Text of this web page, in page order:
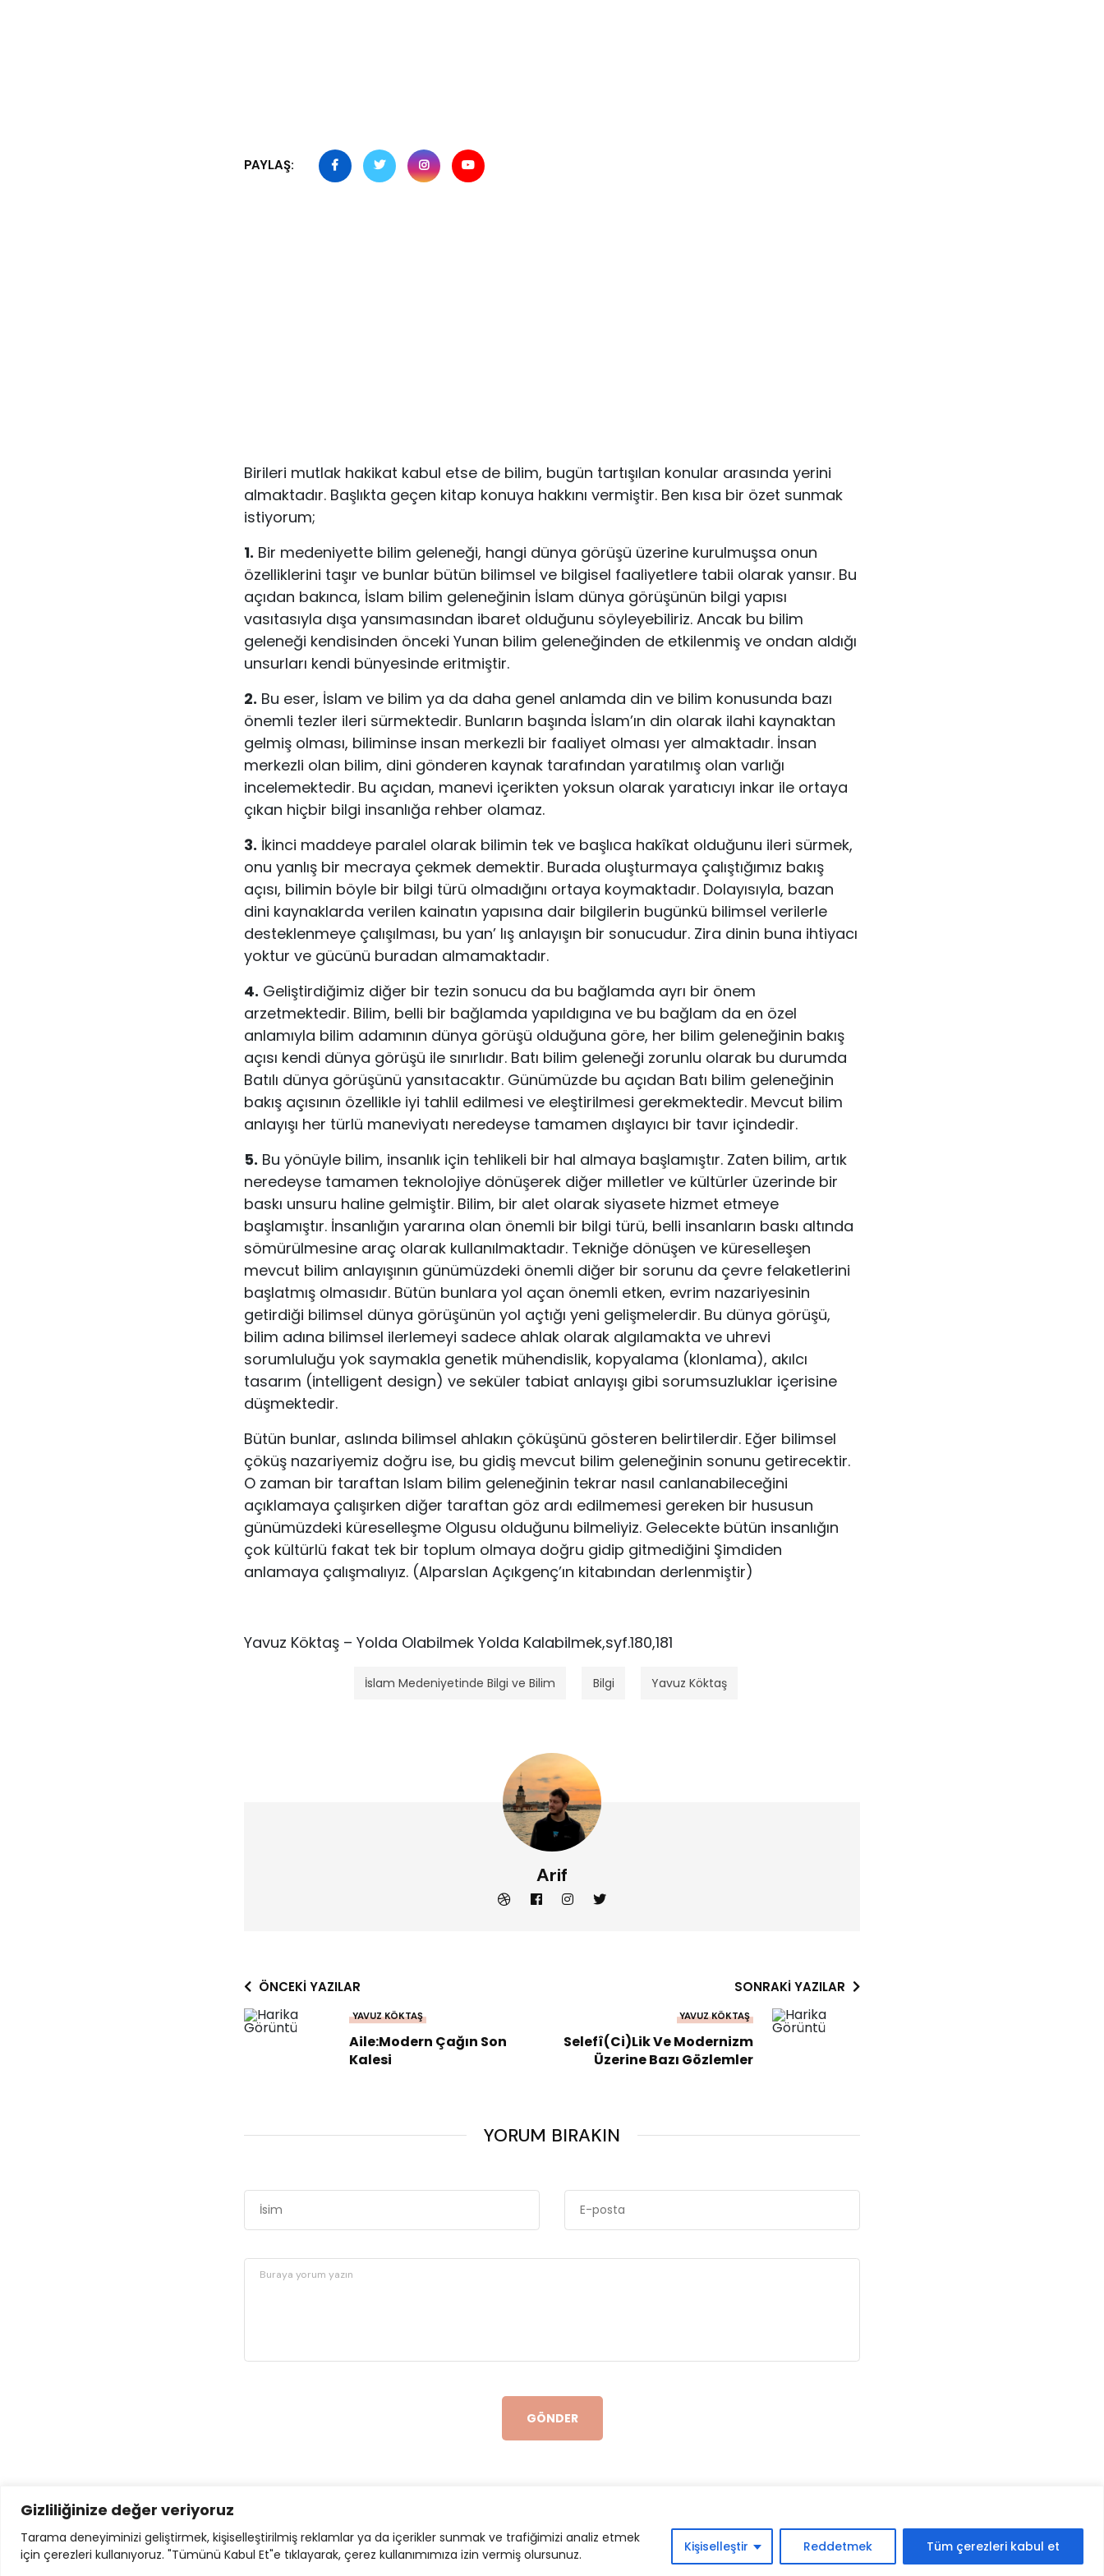
Gizliliğinize değer veriyoruz
Tarama deneyiminizi geliştirmek, kişiselleştirilmiş reklamlar ya da içerikler sunmak ve trafiğimizi analiz etmek
için çerezleri kullanıyoruz. "Tümünü Kabul Et"e tıklayarak, çerez kullanımımıza izin vermiş olursunuz.
Kişiselleştir Reddetmek Tüm çerezleri kabul et
PAYLAŞ:
Birileri mutlak hakikat kabul etse de bilim, bugün tartışılan konular arasında yerini
almaktadır. Başlıkta geçen kitap konuya hakkını vermiştir. Ben kısa bir özet sunmak
istiyorum;
1. Bir medeniyette bilim geleneği, hangi dünya görüşü üzerine kurulmuşsa onun
özelliklerini taşır ve bunlar bütün bilimsel ve bilgisel faaliyetlere tabii olarak yansır. Bu
açıdan bakınca, İslam bilim geleneğinin İslam dünya görüşünün bilgi yapısı
vasıtasıyla dışa yansımasından ibaret olduğunu söyleyebiliriz. Ancak bu bilim
geleneği kendisinden önceki Yunan bilim geleneğinden de etkilenmiş ve ondan aldığı
unsurları kendi bünyesinde eritmiştir.
2. Bu eser, İslam ve bilim ya da daha genel anlamda din ve bilim konusunda bazı
önemli tezler ileri sürmektedir. Bunların başında İslam’ın din olarak ilahi kaynaktan
gelmiş olması, biliminse insan merkezli bir faaliyet olması yer almaktadır. İnsan
merkezli olan bilim, dini gönderen kaynak tarafından yaratılmış olan varlığı
incelemektedir. Bu açıdan, manevi içerikten yoksun olarak yaratıcıyı inkar ile ortaya
çıkan hiçbir bilgi insanlığa rehber olamaz.
3. İkinci maddeye paralel olarak bilimin tek ve başlıca hakîkat olduğunu ileri sürmek,
onu yanlış bir mecraya çekmek demektir. Burada oluşturmaya çalıştığımız bakış
açısı, bilimin böyle bir bilgi türü olmadığını ortaya koymaktadır. Dolayısıyla, bazan
dini kaynaklarda verilen kainatın yapısına dair bilgilerin bugünkü bilimsel verilerle
desteklenmeye çalışılması, bu yan’ lış anlayışın bir sonucudur. Zira dinin buna ihtiyacı
yoktur ve gücünü buradan almamaktadır.
4. Geliştirdiğimiz diğer bir tezin sonucu da bu bağlamda ayrı bir önem
arzetmektedir. Bilim, belli bir bağlamda yapıldıgına ve bu bağlam da en özel
anlamıyla bilim adamının dünya görüşü olduğuna göre, her bilim geleneğinin bakış
açısı kendi dünya görüşü ile sınırlıdır. Batı bilim geleneği zorunlu olarak bu durumda
Batılı dünya görüşünü yansıtacaktır. Günümüzde bu açıdan Batı bilim geleneğinin
bakış açısının özellikle iyi tahlil edilmesi ve eleştirilmesi gerekmektedir. Mevcut bilim
anlayışı her türlü maneviyatı neredeyse tamamen dışlayıcı bir tavır içindedir.
5. Bu yönüyle bilim, insanlık için tehlikeli bir hal almaya başlamıştır. Zaten bilim, artık
neredeyse tamamen teknolojiye dönüşerek diğer milletler ve kültürler üzerinde bir
baskı unsuru haline gelmiştir. Bilim, bir alet olarak siyasete hizmet etmeye
başlamıştır. İnsanlığın yararına olan önemli bir bilgi türü, belli insanların baskı altında
sömürülmesine araç olarak kullanılmaktadır. Tekniğe dönüşen ve küreselleşen
mevcut bilim anlayışının günümüzdeki önemli diğer bir sorunu da çevre felaketlerini
başlatmış olmasıdır. Bütün bunlara yol açan önemli etken, evrim nazariyesinin
getirdiği bilimsel dünya görüşünün yol açtığı yeni gelişmelerdir. Bu dünya görüşü,
bilim adına bilimsel ilerlemeyi sadece ahlak olarak algılamakta ve uhrevi
sorumluluğu yok saymakla genetik mühendislik, kopyalama (klonlama), akılcı
tasarım (intelligent design) ve seküler tabiat anlayışı gibi sorumsuzluklar içerisine
düşmektedir.
Bütün bunlar, aslında bilimsel ahlakın çöküşünü gösteren belirtilerdir. Eğer bilimsel
çöküş nazariyemiz doğru ise, bu gidiş mevcut bilim geleneğinin sonunu getirecektir.
O zaman bir taraftan Islam bilim geleneğinin tekrar nasıl canlanabileceğini
açıklamaya çalışırken diğer taraftan göz ardı edilmemesi gereken bir hususun
günümüzdeki küreselleşme Olgusu olduğunu bilmeliyiz. Gelecekte bütün insanlığın
çok kültürlü fakat tek bir toplum olmaya doğru gidip gitmediğini Şimdiden
anlamaya çalışmalıyız. (Alparslan Açıkgenç’ın kitabından derlenmiştir)
Yavuz Köktaş – Yolda Olabilmek Yolda Kalabilmek,syf.180,181
İslam Medeniyetinde Bilgi ve Bilim Bilgi Yavuz Köktaş
Arif
ÖNCEKI YAZILAR
YAVUZ KÖKTAŞ
Aile:Modern Çağın Son
Kalesi
SONRAKI YAZILAR
YAVUZ KÖKTAŞ
Selefî(ci)lik Ve Modernizm
Üzerine Bazı Gözlemler
YORUM BIRAKIN
GÖNDER
© 2024. İlimcephesi.com |Yasal Bildiri İletişim